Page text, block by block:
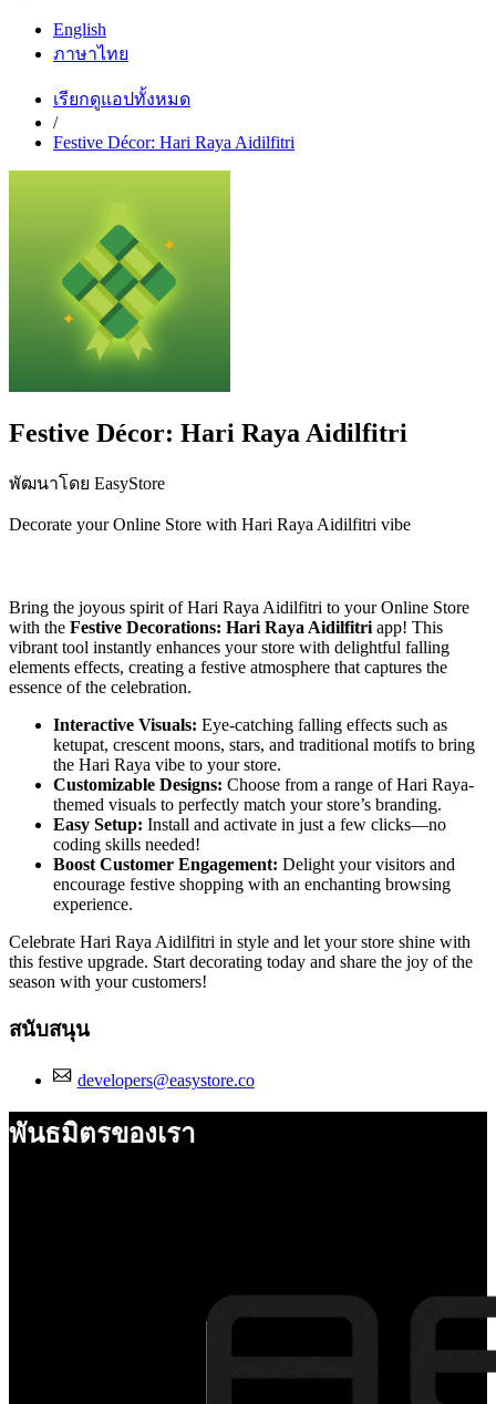
English
ภาษาไทย
เรียกดูแอปทั้งหมด
/
Festive Décor: Hari Raya Aidilfitri
Festive Décor: Hari Raya Aidilfitri
พัฒนาโดย EasyStore
Decorate your Online Store with Hari Raya Aidilfitri vibe
Bring the joyous spirit of Hari Raya Aidilfitri to your Online Store
with the Festive Decorations: Hari Raya Aidilfitriapp! This
vibrant tool instantly enhances your store with delightful falling
elements effects, creating a festive atmosphere that captures the
essence of the celebration.
Interactive Visuals: Eye-catching falling effects such as
ketupat, crescent moons, stars, and traditional motifs to bring
the Hari Raya vibe to your store.
Customizable Designs: Choose from a range of Hari Raya-
themed visuals to perfectly match your store’s branding.
Easy Setup: Install and activate in just a few clicks—no
coding skills needed!
Boost Customer Engagement: Delight your visitors and
encourage festive shopping with an enchanting browsing
experience.
Celebrate Hari Raya Aidilfitri in style and let your store shine with
this festive upgrade. Start decorating today and share the joy of the
season with your customers!
สนับสนุน
developers@easystore.co
พันธมิตรของเรา